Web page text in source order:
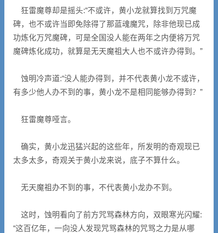
狂雷魔尊却是摇头:“不或许，黄小龙就算找到万咒魔
碑，也不或许当即免除得了那蓝魂魔咒，除非他现已成
功炼化万咒魔碑，可是全国没人能在两年之内便将万咒
魔碑炼化成功，就算是无天魔祖大人也不或许办得到。”
蚀明冷声道:“没人能办得到，并不代表黄小龙不或许，
有多少他人办不到的事，黄小龙不是相同能够办得到？”
狂雷魔尊哑言。
确实，黄小龙迅猛兴起的这些年，所发明的奇观现已
太多太多，奇观关于黄小龙来说，底子不算什么。
无天魔祖办不到的事，不代表黄小龙办不到。
这时，蚀明看向了前方咒骂森林方向，双眼寒光闪耀:
“这百亿年，一向没人发现咒骂森林的咒骂之力是从哪